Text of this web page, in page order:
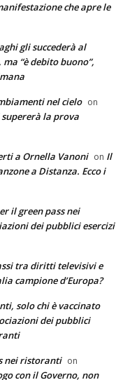
che apre le
gli succederà al
“è debito buono”,
nel cielo on
supererà la prova
a Ornella Vanoni on Il
a Distanza. Ecco i
il green pass nei
dei pubblici esercizi
tra diritti televisivi e
campione d’Europa?
solo chi è vaccinato
dei pubblici
nei ristoranti on
con il Governo, non